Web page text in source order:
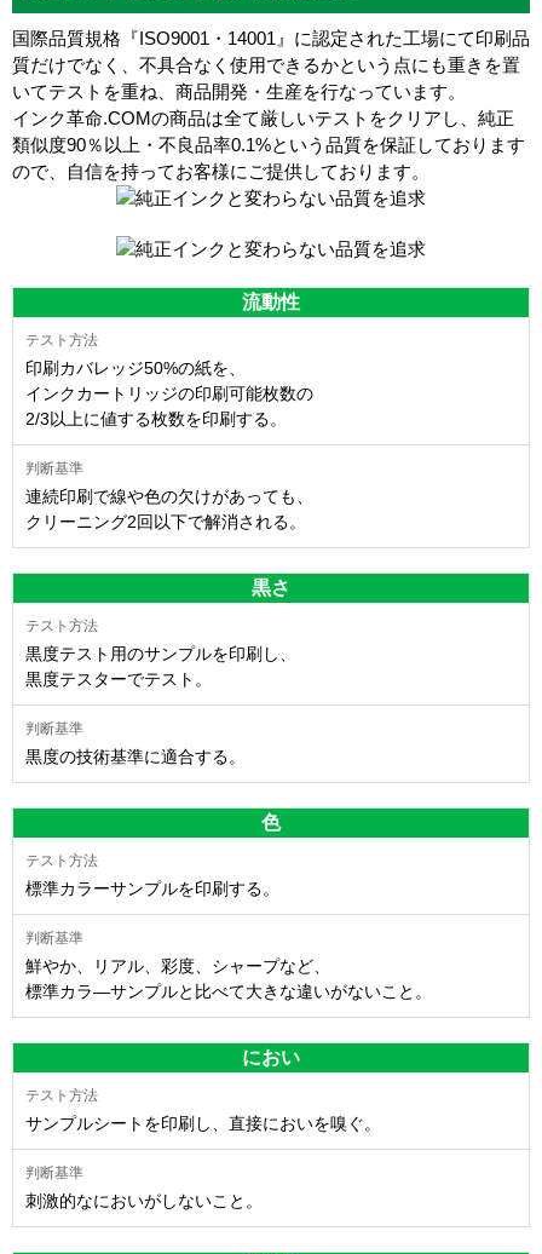
国際品質規格『ISO9001・14001』に認定された工場にて印刷品
質だけでなく、不具合なく使用できるかという点にも重きを置
いてテストを重ね、商品開発・生産を行なっています。
インク革命.COMの商品は全て厳しいテストをクリアし、 純正
類似度90％以上・不良品率0.1%という品質を保証しております
ので、自信を持ってお客様にご提供しております。
流動性
印刷カバレッジ50%の紙を、
インクカートリッジの印刷可能枚数の
2/3以上に値する枚数を印刷する。
連続印刷で線や色の欠けがあっても、
クリーニング2回以下で解消される。
黒さ
黒度テスト用のサンプルを印刷し、
黒度テスターでテスト。
黒度の技術基準に適合する。
色
標準カラーサンプルを印刷する。
鮮やか、リアル、彩度、シャープなど、
標準カラ―サンプルと比べて大きな違いがないこと。
におい
サンプルシートを印刷し、直接においを嗅ぐ。
刺激的なにおいがしないこと。